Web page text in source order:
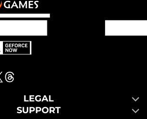
LEGAL
SUPPORT